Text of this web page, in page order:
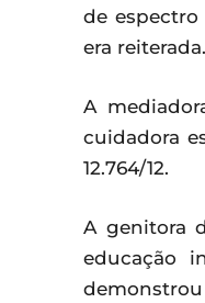
de
era reiterada.
A
cuidadora
12.764/12.
A genitora
educação